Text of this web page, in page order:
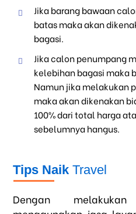
Jika barang bawaan
batas maka akan
bagasi.
Jika calon penumpang
kelebihan bagasi maka
Namun jika melakukan
maka akan dikenakan
100% dari total harga
sebelumnya hangus.
Tips NaikTravel
Dengan